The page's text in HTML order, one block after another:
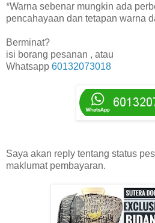
*Warna sebenar mungkin ada
pencahayaan dan tetapan warna
Berminat?
isi borang pesanan , atau
Whatsapp 60132073018
Saya akan reply tentang status
maklumat pembayaran.